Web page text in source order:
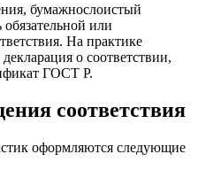
бумажнослоистый
или
На практике
о соответствии,
ГОСТ Р.
соответствия
оформляются следующие